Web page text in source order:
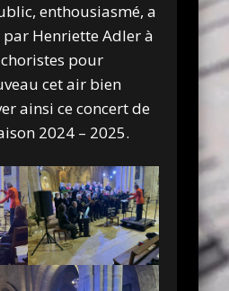
enthousiasmé, a
Henriette Adler à
pour
cet air bien
ainsi ce concert de
2024 – 2025.